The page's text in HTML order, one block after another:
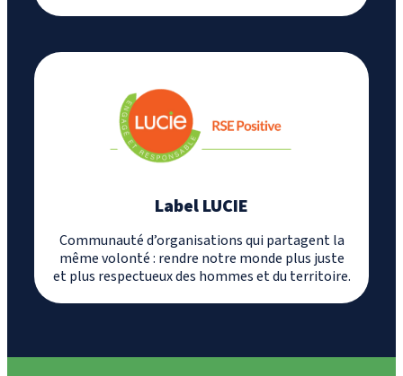
Label LUCIE
Communauté d’organisations qui partagent la
même volonté : rendre notre monde plus juste
et plus respectueux des hommes et du territoire.